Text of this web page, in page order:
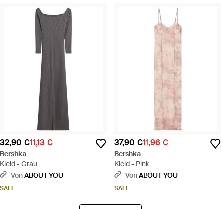
32,90 €11,13 €
Bershka
Kleid - Grau
VonABOUT YOU
SALE
37,90 €11,96 €
Bershka
Kleid - Pink
VonABOUT YOU
SALE